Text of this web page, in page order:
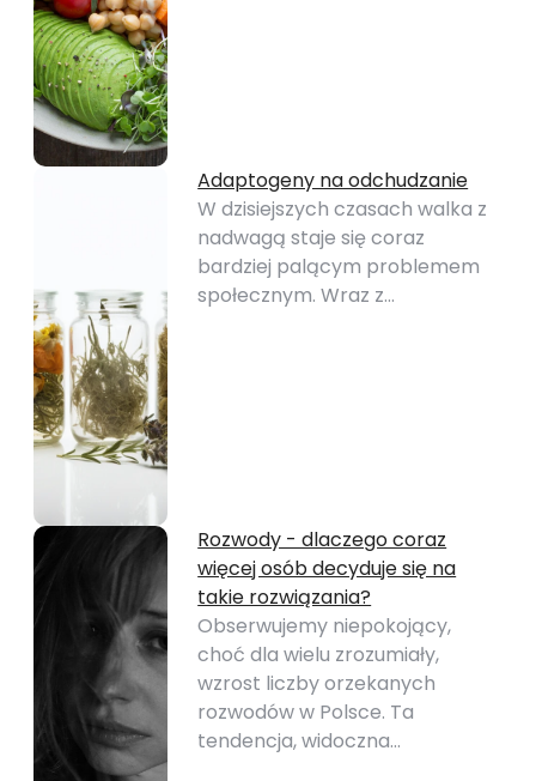
Adaptogeny na odchudzanie
W dzisiejszych czasach walka z
nadwagą staje się coraz
bardziej palącym problemem
społecznym. Wraz z…
Rozwody - dlaczego coraz
więcej osób decyduje się na
takie rozwiązania?
Obserwujemy niepokojący,
choć dla wielu zrozumiały,
wzrost liczby orzekanych
rozwodów w Polsce. Ta
tendencja, widoczna…